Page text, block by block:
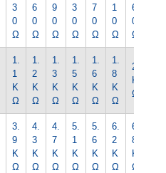
3
0
Ω
6
0
Ω
9
0
Ω
3
0
Ω
7
0
Ω
1
0
Ω
6
0
Ω
1.
1
K
Ω
1.
2
K
Ω
1.
3
K
Ω
1.
5
K
Ω
1.
6
K
Ω
1.
8
K
Ω
2
K
Ω
3.
9
K
Ω
4.
3
K
Ω
4.
7
K
Ω
5.
1
K
Ω
5.
6
K
Ω
6.
2
K
Ω
6.
8
K
Ω